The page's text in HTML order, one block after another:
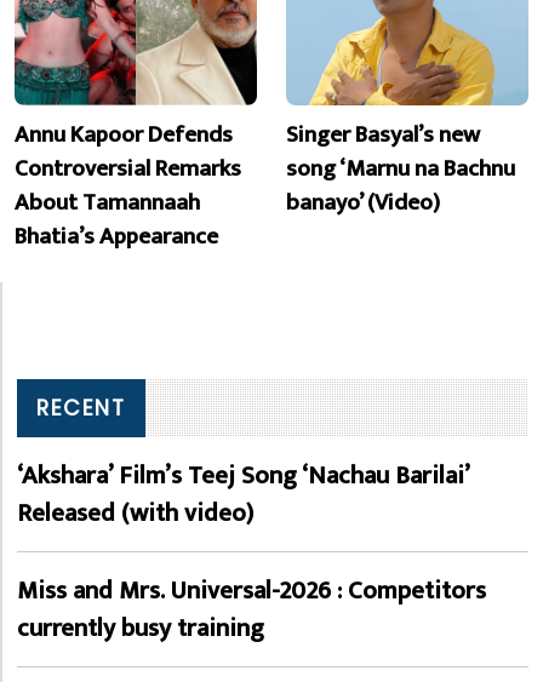
Annu Kapoor Defends
Controversial Remarks
About Tamannaah
Bhatia’s Appearance
Singer Basyal’s new
song ‘Marnu na Bachnu
banayo’ (Video)
RECENT
‘Akshara’ Film’s Teej Song ‘Nachau Barilai’
Released (with video)
Miss and Mrs. Universal-2026 : Competitors
currently busy training